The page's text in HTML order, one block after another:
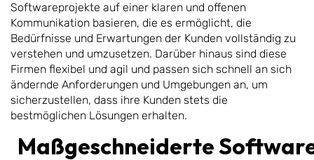
Softwareprojekte auf einer klaren und offenen
Kommunikation basieren, die es ermöglicht, die
Bedürfnisse und Erwartungen der Kunden vollständig zu
verstehen und umzusetzen. Darüber hinaus sind diese
Firmen flexibel und agil und passen sich schnell an sich
ändernde Anforderungen und Umgebungen an, um
sicherzustellen, dass ihre Kunden stets die
bestmöglichen Lösungen erhalten.
Maßgeschneiderte